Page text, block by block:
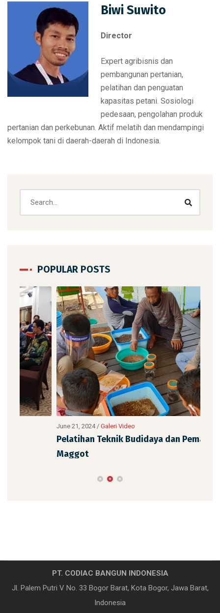
Biwi Suwito
Director
Expert agribisnis dan
pembangunan pertanian,
pelatihan dan penguatan
kapasitas petani. Sosiologi
pedesaan, pengolahan produk
pertanian dan perkebunan. Aktif melatih dan mendampingi
kelompok tani di daerah-daerah di Indonesia.
POPULAR POSTS
June 21, 2024/Galeri Video
Pelatihan Teknik Budidaya dan Pemanfaatan
PT. CODIAC BANGUN INDONESIA
Jl. Palem Putri V No. 33 Bogor Barat, Kota Bogor, Jawa Barat,
Indonesia